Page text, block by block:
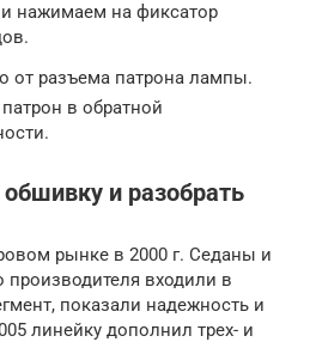
и нажимаем на фиксатор
от разъема патрона лампы.
в обратной
и разобрать
рынке в 2000 г. Седаны и
производителя входили в
показали надежность и
линейку дополнил трех- и